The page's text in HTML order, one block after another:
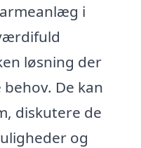
i
løsning der
De kan
diskutere de
og